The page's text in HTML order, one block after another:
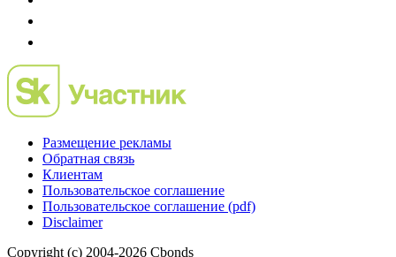
Размещение рекламы
Обратная связь
Клиентам
Пользовательское соглашение
Пользовательское соглашение (pdf)
Disclaimer
Copyright (c) 2004-2026 Cbonds